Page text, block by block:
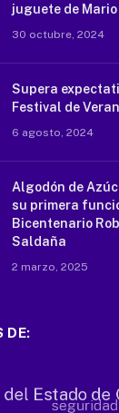
juguete de
30 octubre, 2024
Supera
Festival de
6 agosto, 2024
Algodón de
su primera
Bicentenario
Saldaña
2 marzo, 2025
DE: